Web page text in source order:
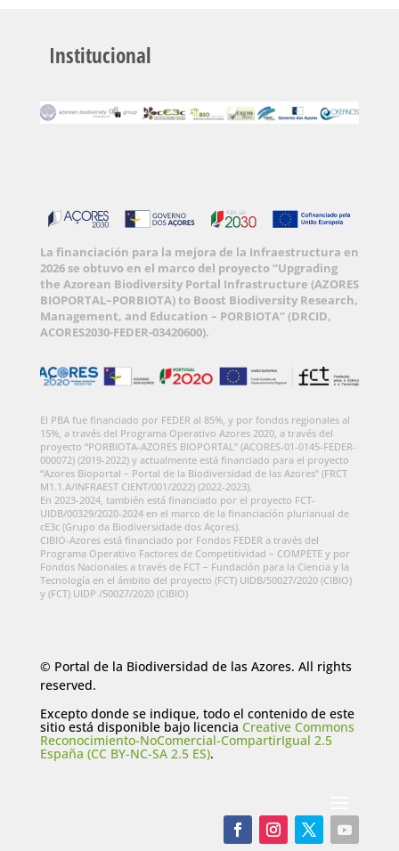
Institucional
La financiación para la mejora de la Infraestructura en
2026 se obtuvo en el marco del proyecto “Upgrading
the Azorean Biodiversity Portal Infrastructure (AZORES
BIOPORTAL–PORBIOTA) to Boost Biodiversity Research,
Management, and Education – PORBIOTA” (DRCID,
ACORES2030-FEDER-03420600).
El PBA fue financiado por FEDER al 85%, y por fondos regionales al
15%, a través del Programa Operativo Azores 2020, a través del
proyecto “PORBIOTA-AZORES BIOPORTAL” (ACORES-01-0145-FEDER-
000072) (2019-2022) y actualmente está financiado para el proyecto
“Azores Bioportal – Portal de la Biodiversidad de las Azores” (FRCT
M1.1.A/INFRAEST CIENT/001/2022) (2022-2023).
En 2023-2024, también está financiado por el proyecto FCT-
UIDB/00329/2020-2024 en el marco de la financiación plurianual de
cE3c (Grupo da Biodiversidade dos Açores).
CIBIO-Azores está financiado por Fondos FEDER a través del
Programa Operativo Factores de Competitividad – COMPETE y por
Fondos Nacionales a través de FCT – Fundación para la Ciencia y la
Tecnología en el ámbito del proyecto (FCT) UIDB/50027/2020 (CIBIO)
y (FCT) UIDP /50027/2020 (CIBIO)
© Portal de la Biodiversidad de las Azores. All rights
reserved.
Excepto donde se indique, todo el contenido de este
sitio está disponible bajo licencia Creative Commons
Reconocimiento-NoComercial-CompartirIgual 2.5
España (CC BY-NC-SA 2.5 ES).